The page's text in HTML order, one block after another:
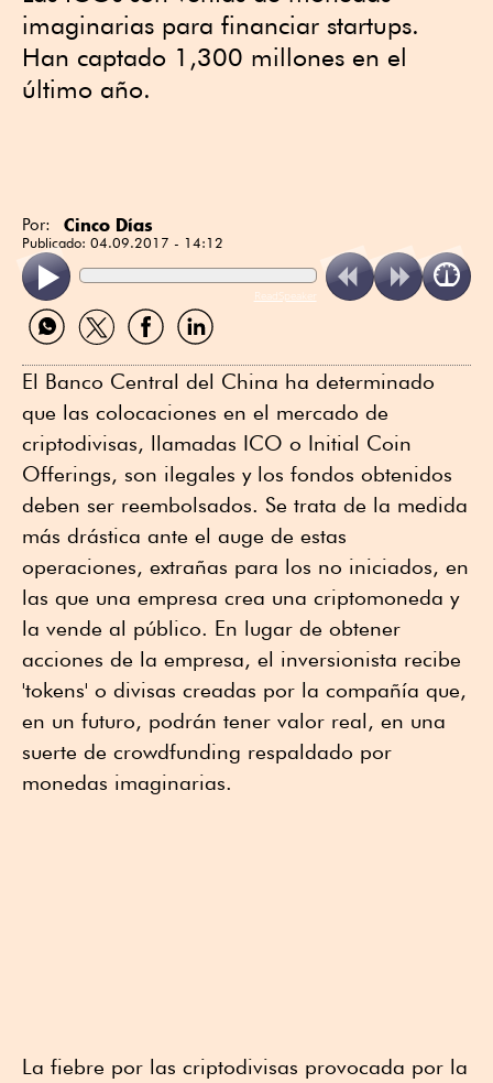
imaginarias para financiar startups.
Han captado 1,300 millones en el
último año.
Por: Cinco Días
Publicado: 04.09.2017 - 14:12
ReadSpeaker
Compartir
por
Compartir
por
Compartir
por
Compartir
por
El Banco Central del China ha determinado
que las colocaciones en el mercado de
criptodivisas, llamadas ICO o Initial Coin
Offerings, son ilegales y los fondos obtenidos
deben ser reembolsados. Se trata de la medida
más drástica ante el auge de estas
operaciones, extrañas para los no iniciados, en
las que una empresa crea una criptomoneda y
la vende al público. En lugar de obtener
acciones de la empresa, el inversionista recibe
'tokens' o divisas creadas por la compañía que,
en un futuro, podrán tener valor real, en una
suerte de crowdfunding respaldado por
monedas imaginarias.
La fiebre por las criptodivisas provocada por la